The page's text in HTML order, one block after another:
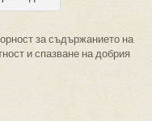
за съдържанието на
и спазване на добрия